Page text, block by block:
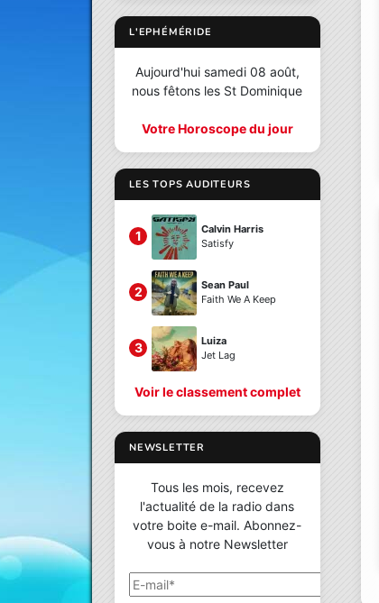
L'EPHÉMÉRIDE
Aujourd'hui samedi 08 août,
nous fêtons les St Dominique
Votre Horoscope du jour
LES TOPS AUDITEURS
1
Calvin Harris
Satisfy
2
Sean Paul
Faith We A Keep
3
Luiza
Jet Lag
Voir le classement complet
NEWSLETTER
Tous les mois, recevez
l'actualité de la radio dans
votre boite e-mail. Abonnez-
vous à notre Newsletter